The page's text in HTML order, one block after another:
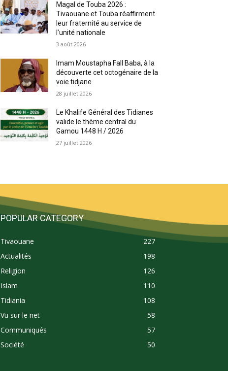
Magal de Touba 2026 :
Tivaouane et Touba réaffirment
leur fraternité au service de
l’unité nationale
3 août 2026
Imam Moustapha Fall Baba, à la
découverte cet octogénaire de la
voie tidjane.
28 juillet 2026
Le Khalife Général des Tidianes
valide le thème central du
Gamou 1448 H / 2026
27 juillet 2026
POPULAR CATEGORY
Tivaouane
227
Actualités
198
Religion
126
Islam
110
Tidiania
108
Vu sur le net
58
Communiqués
57
Société
50